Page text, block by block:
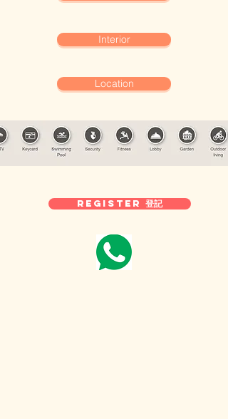
Interior
Location
Register 登記